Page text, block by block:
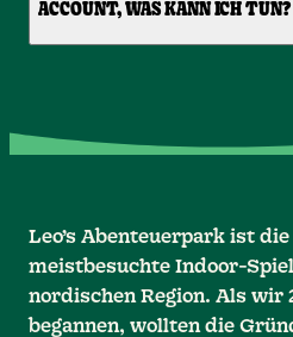
ACCOUNT, WAS KANN ICH TUN?
Leo’s Abenteuerpark ist
meistbesuchte Indoor-
nordischen Region. Als wir
begannen, wollten die